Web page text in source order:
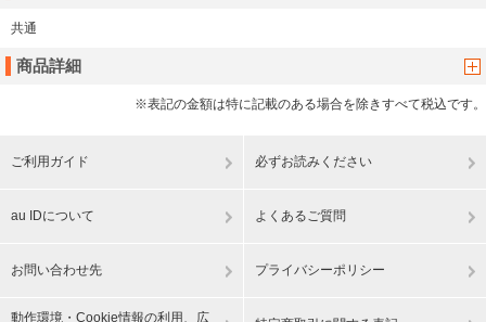
共通
商品詳細
※表記の金額は特に記載のある場合を除きすべて税込です。
ご利用ガイド 必ずお読みください
au IDについて よくあるご質問
お問い合わせ先 プライバシーポリシー
動作環境・Cookie情報の利用、広